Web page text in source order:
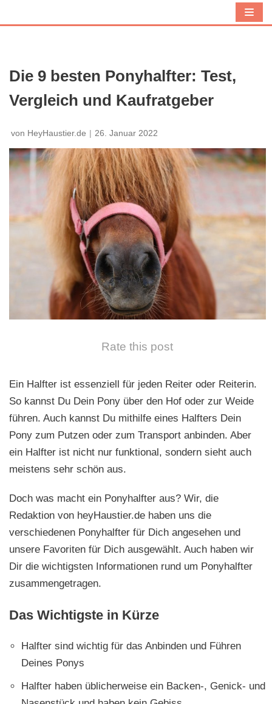
n
h
l
t
s
i
Die 9 besten Ponyhalfter: Test,
Vergleich und Kaufratgeber
von HeyHaustier.de 26. Januar 2022
Rate this post
Ein Halfter ist essenziell für jeden Reiter oder Reiterin.
So kannst Du Dein Pony über den Hof oder zur Weide
führen. Auch kannst Du mithilfe eines Halfters Dein
Pony zum Putzen oder zum Transport anbinden. Aber
ein Halfter ist nicht nur funktional, sondern sieht auch
meistens sehr schön aus.
Doch was macht ein Ponyhalfter aus? Wir, die
Redaktion von heyHaustier.de haben uns die
verschiedenen Ponyhalfter für Dich angesehen und
unsere Favoriten für Dich ausgewählt. Auch haben wir
Dir die wichtigsten Informationen rund um Ponyhalfter
zusammengetragen.
Das Wichtigste in Kürze
Halfter sind wichtig für das Anbinden und Führen
Deines Ponys
Halfter haben üblicherweise ein Backen-, Genick- und